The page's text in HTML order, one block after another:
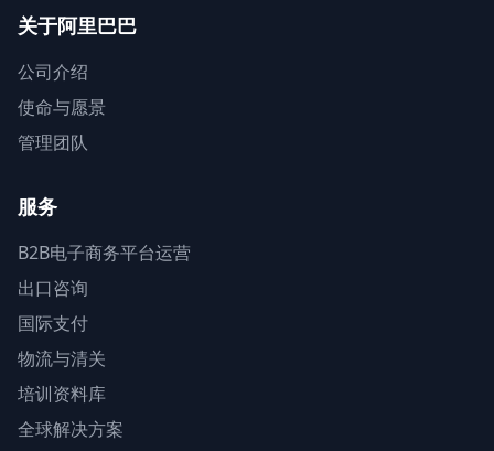
关于阿里巴巴
公司介绍
使命与愿景
管理团队
服务
B2B电子商务平台运营
出口咨询
国际支付
物流与清关
培训资料库
全球解决方案